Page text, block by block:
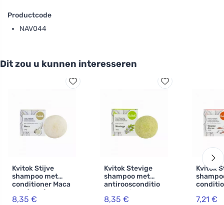
Productcode
NAV044
Dit zou u kunnen interesseren
Kvitok Stijve
shampoo met
conditioner Maca
XXL (50 g) -
stimuleert de
8,35 €
Kvitok Stevige
shampoo met
antiroosconditio
ner Moringa XXL
(50 g) - glanzend,
8,35 €
Kvitok
Wood
7,21 €